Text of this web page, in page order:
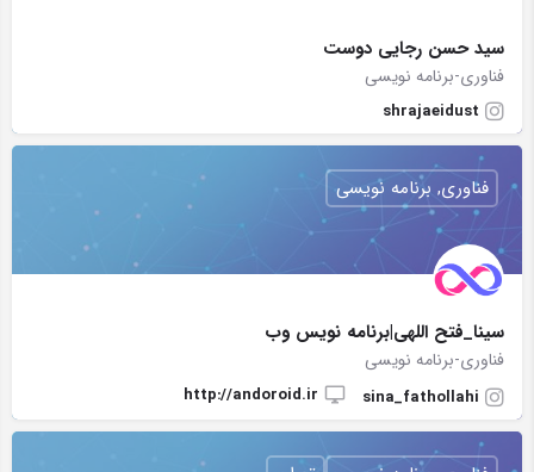
سید حسن رجایی دوست
فناوری-برنامه نویسی
shrajaeidust
سینا_فتح اللهی|برنامه نویس وب
فناوری-برنامه نویسی
sina_fathollahi
http://andoroid.ir
فناوری, برنامه نویسی